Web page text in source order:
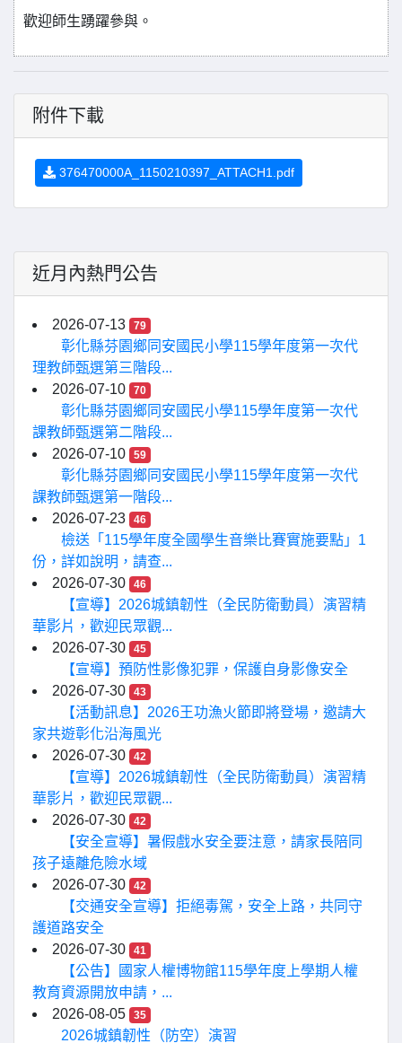
歡迎師生踴躍參與。
附件下載
376470000A_1150210397_ATTACH1.pdf
近月內熱門公告
2026-07-13 79
彰化縣芬園鄉同安國民小學115學年度第一次代
理教師甄選第三階段...
2026-07-10
70
彰化縣芬園鄉同安國民小學115學年度第一次代
課教師甄選第二階段...
2026-07-10
59
彰化縣芬園鄉同安國民小學115學年度第一次代
課教師甄選第一階段...
2026-07-23
46
檢送「115學年度全國學生音樂比賽實施要點」1
份，詳如說明，請查...
2026-07-30
46
【宣導】2026城鎮韌性（全民防衛動員）演習精
華影片，歡迎民眾觀...
2026-07-30
45
【宣導】預防性影像犯罪，保護自身影像安全
2026-07-30
43
【活動訊息】2026王功漁火節即將登場，邀請大
家共遊彰化沿海風光
2026-07-30
42
【宣導】2026城鎮韌性（全民防衛動員）演習精
華影片，歡迎民眾觀...
2026-07-30
42
【安全宣導】暑假戲水安全要注意，請家長陪同
孩子遠離危險水域
2026-07-30
42
【交通安全宣導】拒絕毒駕，安全上路，共同守
護道路安全
2026-07-30
41
【公告】國家人權博物館115學年度上學期人權
教育資源開放申請，...
2026-08-05
35
2026城鎮韌性（防空）演習